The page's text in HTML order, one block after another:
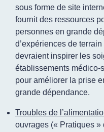
sous forme de site
fournit des ressources
personnes en grande
d’expériences de
devraient inspirer les
établissements médico-
pour améliorer la prise
grande dépendance.
Troubles de
ouvrages (« Pratiques »